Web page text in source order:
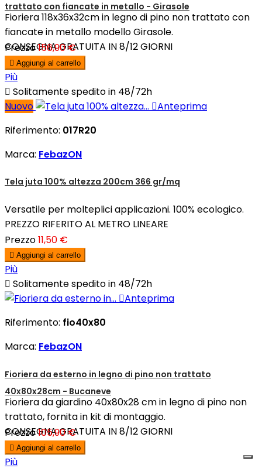
trattato con fiancate in metallo - Girasole
Fioriera 118x36x32cm in legno di pino non trattato con
fiancate in metallo modello Girasole.
CONSEGNA GRATUITA IN 8/12 GIORNI
Prezzo156,90 €
 Aggiungi al carrello
Più
 Solitamente spedito in 48/72h
Nuovo
Anteprima
Riferimento: 017R20
Marca: FebazON
Tela juta 100% altezza 200cm 366 gr/mq
Versatile per molteplici applicazioni. 100% ecologico.
PREZZO RIFERITO AL METRO LINEARE
Prezzo11,50 €
 Aggiungi al carrello
Più
 Solitamente spedito in 48/72h
Anteprima
Riferimento: fio40x80
Marca: FebazON
Fioriera da esterno in legno di pino non trattato
40x80x28cm - Bucaneve
Fioriera da giardino 40x80x28 cm in legno di pino non
trattato, fornita in kit di montaggio.
CONSEGNA GRATUITA IN 8/12 GIORNI
Prezzo105,90 €
 Aggiungi al carrello
Più